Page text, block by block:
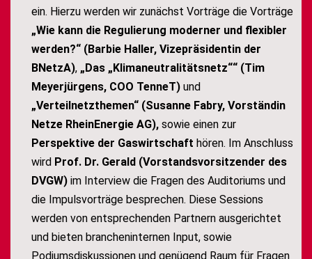
ein. Hierzu werden wir zunächst Vorträge die Vorträge
„Wie kann die Regulierung moderner und flexibler
werden?“ (Barbie Haller, Vizepräsidentin der
BNetzA), „Das „Klimaneutralitätsnetz““ (Tim
Meyerjürgens, COO TenneT) und
„Verteilnetzthemen“ (Susanne Fabry, Vorständin
Netze RheinEnergie AG), sowie einen zur
Perspektive der Gaswirtschaft hören. Im Anschluss
wird Prof. Dr. Gerald (Vorstandsvorsitzender des
DVGW) im Interview die Fragen des Auditoriums und
die Impulsvorträge besprechen. Diese Sessions
werden von entsprechenden Partnern ausgerichtet
und bieten brancheninternen Input, sowie
Podiumsdiskussionen und genügend Raum für Fragen